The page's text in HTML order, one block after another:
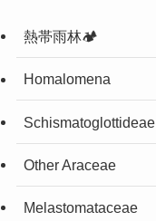
熱帯雨林🏕️
Homalomena
Schismatoglottideae
Other Araceae
Melastomataceae